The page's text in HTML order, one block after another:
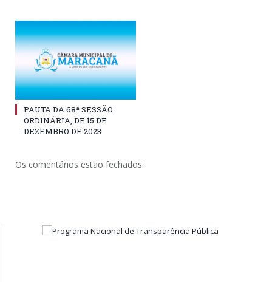
PAUTA DA 68ª SESSÃO
ORDINÁRIA, DE 15 DE
DEZEMBRO DE 2023
Os comentários estão fechados.